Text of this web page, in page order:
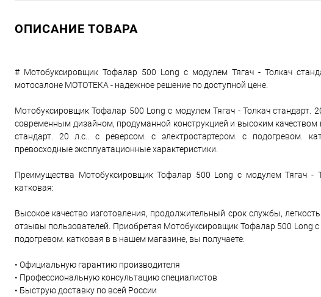
ОПИСАНИЕ ТОВАРА
# Мотобуксировщик Тофалар 500 Long с модулем Тягач - Толкач
мотосалоне МОТОТЕКА - надежное решение по доступной цене.
Мотобуксировщик Тофалар 500 Long с модулем Тягач - Толкач стандарт.
современным дизайном, продуманной конструкцией и высоким
стандарт. 20 л.с.. с реверсом. с электростартером. с подогревом.
превосходные эксплуатационные характеристики.
Преимущества Мотобуксировщик Тофалар 500 Long с модулем Тягач -
катковая:
Высокое качество изготовления, продолжительный срок службы,
отзывы пользователей. Приобретая Мотобуксировщик Тофалар 500 Long с
подогревом. катковая в в нашем магазине, вы получаете:
• Официальную гарантию производителя
• Профессиональную консультацию специалистов
• Быструю доставку по всей России